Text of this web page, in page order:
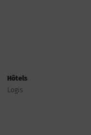
Hôtels
Logis